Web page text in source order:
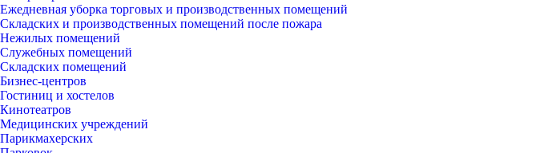
Ежедневная уборка торговых и производственных помещений
Складских и производственных помещений после пожара
Нежилых помещений
Служебных помещений
Складских помещений
Бизнес-центров
Гостиниц и хостелов
Кинотеатров
Медицинских учреждений
Парикмахерских